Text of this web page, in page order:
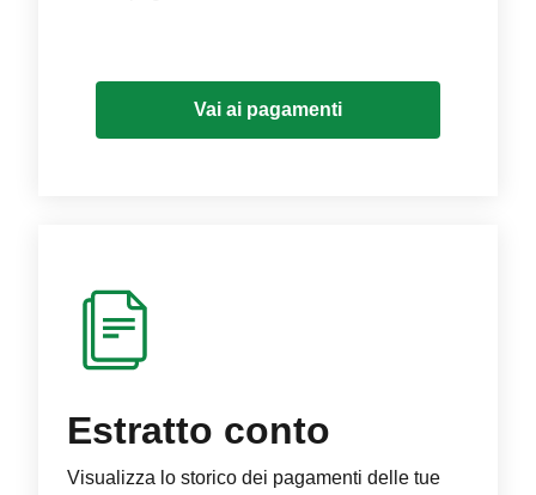
Vai ai pagamenti
Estratto conto
Visualizza lo storico dei pagamenti delle tue